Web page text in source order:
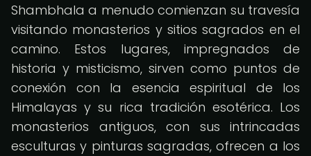
Shambhala a menudo comienzan su travesía
visitando monasterios y sitios sagrados en el
camino. Estos lugares, impregnados de
historia y misticismo, sirven como puntos de
conexión con la esencia espiritual de los
Himalayas y su rica tradición esotérica. Los
monasterios antiguos, con sus intrincadas
esculturas y pinturas sagradas, ofrecen a los